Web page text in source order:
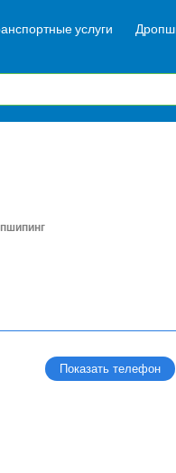
услуги
Показать телефон